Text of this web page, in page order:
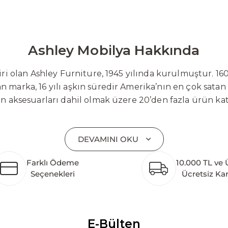
Ashley Mobilya Hakkında
Ashley Furniture, 1945 yılında kurulmuştur.
marka, 16 yılı aşkın süredir Amerika’nın en çok
aksesuarları dahil olmak üzere 20’den fazla ürün
bir pazar payına ulaşmıştır. Marka; sadece
temel yaklaşım olarak benimsemektedir.
tesisinin altyapısı tamamlanmıştır. Ashley
pazarlarına hizmet vermektir. Dünya genelinde 7
katkı açısından önemli bir değer yaratmaktadır.
sunar. Teknoloji ve mağazacılığı bir araya
DEVAMINI OKU
Farklı Ödeme
Seçenekleri
10.000 TL ve
Ücretsiz
E-Bülten